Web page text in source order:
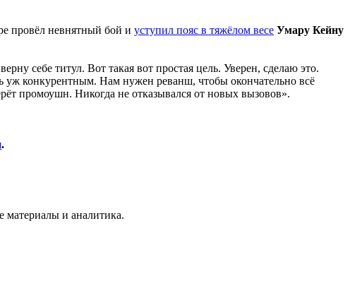
провёл невнятный бой и уступил пояс в тяжёлом весе Умару Кейну
себе титул. Вот такая вот простая цель. Уверен, сделаю это.
конкурентным. Нам нужен реванш, чтобы окончательно всё
промоушн. Никогда не отказывался от новых вызовов».
.
и аналитика.